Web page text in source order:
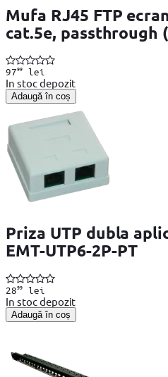
Mufa RJ45 FTP
cat.5e, passthrough
9799lei
In stoc depozit
Adaugă în coș
Priza UTP dubla
EMT-UTP6-2P-PT
2899lei
In stoc depozit
Adaugă în coș